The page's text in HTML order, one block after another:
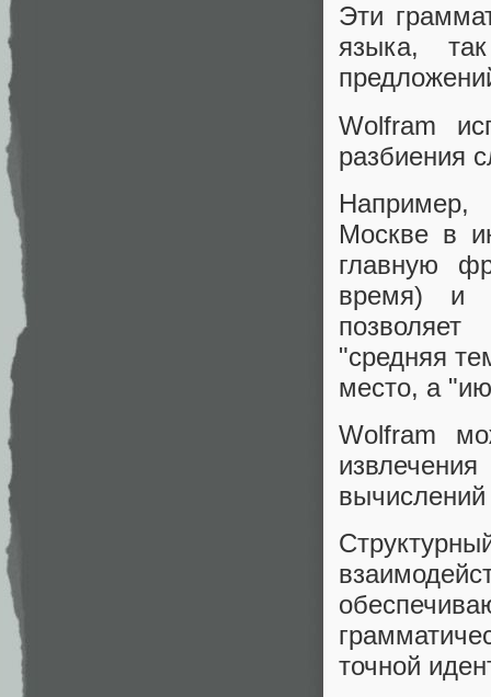
Эти
языка,
Wolfram
разбиения
Например,
Москве в
главную
время) и
"средняя
место, а
Wolfram
точной